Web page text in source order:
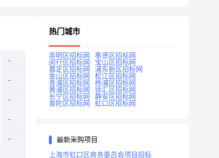
热门城市
崇明区招标网
奉贤区招标网
闵行区招标网
宝山区招标网
嘉定区招标网
浦东新区招标网
金山区招标网
松江区招标网
青浦区招标网
杨浦区招标网
黄浦区招标网
徐汇区招标网
长宁区招标网
静安区招标网
普陀区招标网
虹口区招标网
最新采购项目
上海市虹口区商务委员会项目招标